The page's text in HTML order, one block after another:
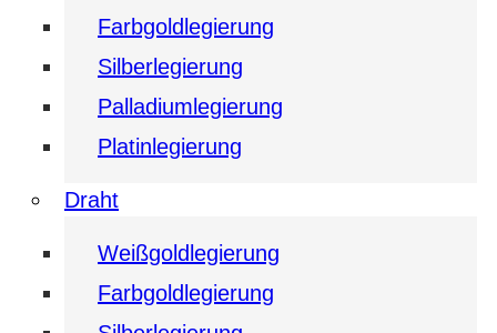
Farbgoldlegierung
Silberlegierung
Palladiumlegierung
Platinlegierung
Draht
Weißgoldlegierung
Farbgoldlegierung